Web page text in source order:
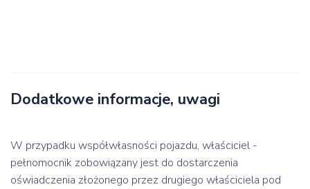
Dodatkowe informacje, uwagi
W przypadku współwłasności pojazdu, właściciel -
pełnomocnik zobowiązany jest do dostarczenia
oświadczenia złożonego przez drugiego właściciela pod